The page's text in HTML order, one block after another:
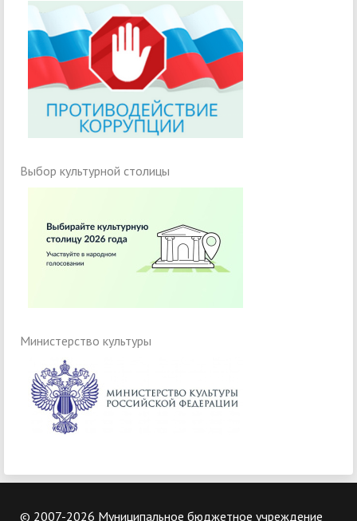
Выбор культурной столицы
Министерство культуры
© 2007-2026 Муниципальное бюджетное учреждение